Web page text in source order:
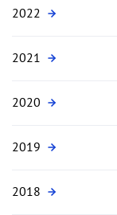
2022
2021
2020
2019
2018